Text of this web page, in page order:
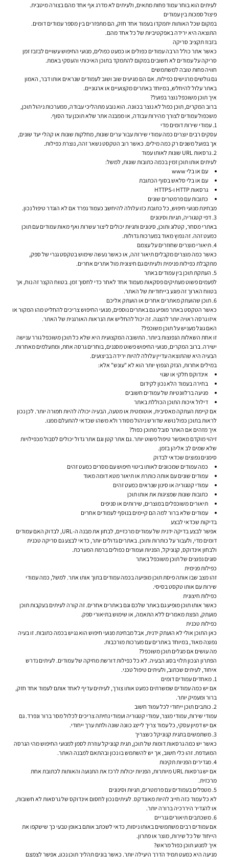
לעיתים הוא בוחר עמוד פחות מתאים, ולעיתים לא מדרג אף אחד מהם בצורה מיטבית.
פיצול סמכות בין עמודים
במקום שכל האותות יתמקדו בעמוד אחד חזק, הם מתפזרים בין מספר עמודים דומים.
התוצאה היא ירידה באפקטיביות של כל אחד מהם.
בזבוז תקציב סריקה
כאשר אתר כולל הרבה עמודים כפולים או כמעט כפולים, מנועי החיפוש עשויים לבזבז זמן
סריקה על עמודים לא חשובים במקום להתמקד בתוכן האיכותי והעסקי באמת.
חוויה פחות טובה למשתמשים
גם גולשים מרגישים כפילות. אם הם מגיעים שוב ושוב לעמודים שנראים אותו דבר, האמון
באתר עלול להיחלש, במיוחד באתרים מקצועיים או ארגוניים.
איך תוכן משוכפל נוצר בפועל?
ברוב המקרים, תוכן כפול לא נוצר בכוונה. הוא נובע מתהליכי עבודה, ממערכות ניהול תוכן,
משכפול עמודים לצורך מהירות עבודה, או ממבנה אתר שלא תוכנן עד הסוף.
1. עמודי שירות דומים מדי
עסקים רבים יוצרים כמה עמודי שירות עבור ערים שונות, מחלקות שונות או קהלי יעד שונים,
אך בפועל משנים רק כמה מילים. כאשר רוב הטקסט נשאר זהה, נוצרת כפילות.
2. גרסאות URL שונות לאותו עמוד
לעיתים אותו תוכן זמין בכמה כתובות שונות, למשל:
עם או בלי www
עם או בלי סלאש בסוף הכתובת
גרסאות HTTP ו-HTTPS
כתובות עם פרמטרים שונים
מבחינת מנועי חיפוש, כל כתובת כזו עלולה להיחשב כעמוד נפרד אם לא הוגדר טיפול נכון.
3. דפי קטגוריה, תגיות וסינונים
באתרי מסחר, קטלוג ותוכן, סינונים ותגיות יכולים ליצור עשרות ואף מאות עמודים עם תוכן
כמעט זהה. זה נפוץ מאוד במערכות גדולות.
4. תיאורי מוצרים שחוזרים על עצמם
כאשר כמה מוצרים מקבלים תיאור זהה, או כאשר נעשה שימוש בטקסט גנרי של ספק,
מתקבלת כפילות פנימית ולעיתים גם חיצונית מול אתרים אחרים.
5. העתקת תוכן בין עמודים באתר
לפעמים פשוט מעתיקים פסקאות מעמוד אחד לאחר כדי לחסוך זמן. בטווח הקצר זה נוח, אך
בטווח הארוך זה פוגע בייחודיות של האתר.
6. תוכן שהועתק מאתרים אחרים או הועתק אליכם
כאשר הטקסט באתר מופיע גם באתרים נוספים, מנועי החיפוש צריכים להחליט מהו המקור או
איזו גרסה ראויה יותר להצגה. זה יכול להחליש את הנראות האורגנית של האתר.
האם גוגל מעניש על תוכן משוכפל?
זו אחת השאלות הנפוצות ביותר. התשובה המקצועית היא שלא כל תוכן משוכפל גורר ענישה
ישירה. ברוב המקרים, מנועי החיפוש פשוטמסננים, בוחרים גרסה אחת, ומתעלמים מאחרות.
הבעיה היא שהתוצאה עדיין עלולה להיות ירידה בביצועים.
במילים אחרות, הנזק הנפוץ יותר הוא לא "עונש" אלא:
אינדוקס חלקי או שגוי
בחירה בעמוד הלא נכון לקידום
פגיעה ברלוונטיות של עמודים חשובים
דילול איכות התוכן הכוללת באתר
אם קיימת העתקה מאסיבית, אוטומטית או מטעה, הבעיה יכולה להיות חמורה יותר. לכן נכון
לראות בתוכן כפול נושא שדורש ניהול מסודר ולא משהו שכדאי להתעלם ממנו.
איך מזהים אם האתר סובל מתוכן כפול?
זיהוי מוקדם מאפשר טיפול פשוט יותר. גם אתר קטן וגם אתר גדול יכולים לסבול מכפילויות
שלא שמים לב אליהן בזמן.
סימנים נפוצים שכדאי לבדוק
כמה עמודים שמכוונים לאותו ביטוי חיפוש עם מסרים כמעט זהים
עמודים שונים עם אותה כותרת או תיאור מטא דומה מאוד
עמודי קטגוריה או סינון שנראים כמעט זהים
כתובות שונות שמציגות את אותו תוכן
תיאורים משוכפלים במוצרים, שירותים או סניפים
עמודים שלא ברור למה הם קיימים בנוסף לעמודים אחרים
בדיקות שכדאי לבצע
אפשר לבצע בדיקה ידנית של עמודים מרכזיים, לבחון את מבנה ה-URL, לבדוק האם עמודים
דומים מדי, ולעבור על כותרות ותוכן. באתרים גדולים יותר, כדאי לבצע גם סריקה טכנית
ולבחון אינדוקס, קנוניקל, הפניות ועמודים כפולים ברמת המערכת.
סוגים נפוצים של תוכן משוכפל באתר
כפילות פנימית
זהו מצב שבו אותה פיסת תוכן מופיעה בכמה עמודים בתוך אותו אתר. למשל, כמה עמודי
שירות עם אותו טקסט בסיסי.
כפילות חיצונית
כאשר אותו תוכן מופיע גם באתר שלכם וגם באתרים אחרים. זה קורה לעיתים בעקבות תוכן
מועתק, הפצת מאמרים ללא התאמה, או שימוש בתיאורי ספק.
כפילות טכנית
כאן התוכן אולי לא הועתק ידנית, אבל מבחינת מנועי חיפוש הוא נגיש בכמה כתובות. זו בעיה
נפוצה מאוד, במיוחד באתרים עם מערכות מורכבות.
מה עושים אם מגלים תוכן משוכפל?
הפתרון הנכון תלוי בסוג הבעיה. לא כל כפילות דורשת מחיקה של עמודים. לעיתים נדרש
איחוד, לעיתים שכתוב, ולעיתים טיפול טכני.
1. מאחדים עמודים דומים
אם יש כמה עמודים שמשרתים כמעט אותו צורך, לעיתים עדיף לאחד אותם לעמוד אחד חזק,
ברור ומעמיק יותר.
2. כותבים תוכן ייחודי לכל עמוד חשוב
עמודי שירות, עמודי מוצר, עמודי קטגוריה ועמודי נחיתה צריכים לכלול מסר ברור ונפרד. גם
אם יש דמיון עסקי, כל עמוד צריך לייצג כוונה שונה ולתת ערך ייחודי.
3. משתמשים בתגית קנוניקל כשצריך
כאשר יש כמה גרסאות דומות של תוכן, תגית קנוניקל עוזרת לסמן למנועי החיפוש מהי הגרסה
המועדפת. זהו כלי חשוב, אך יש להשתמש בו נכון ובהתאם למבנה האתר.
4. מגדירים הפניות תקינות
אם יש גרסאות URL מיותרות, הפניות יכולות לרכז את התנועה והאותות לכתובת אחת
מרכזית.
5. מטפלים בעמודים עם פרמטרים, תגיות וסינונים
לא כל עמוד כזה חייב להיות מאונדקס. לעיתים נכון לחסום אינדוקס של גרסאות לא חשובות,
או להגדיר היררכיה ברורה יותר.
6. משכתבים תיאורים גנריים
אם עמודים רבים משתמשים באותו ניסוח, כדאי לשכתב אותם באופן טבעי כך שישקפו את
הייחוד של כל שירות, מוצר או פתרון.
איך למנוע תוכן כפול מראש?
מניעה היא כמעט תמיד הדרך היעילה יותר. כאשר בונים תהליך תוכן נכון, אפשר לצמצם